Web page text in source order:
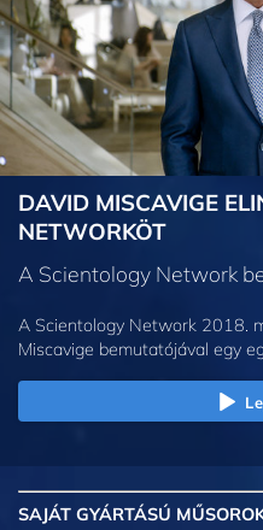
DAVID MISCAVIGE
NETWORKÖT
A Scientology Network
A Scientology Network 2018.
Miscavige bemutatójával egy
SAJÁT GYÁRTÁSÚ